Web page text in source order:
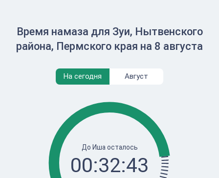
Время намаза для Зуи, Нытвенского
района, Пермского края на 8 августа
На сегодня Август
До Иша осталось
00:32:43